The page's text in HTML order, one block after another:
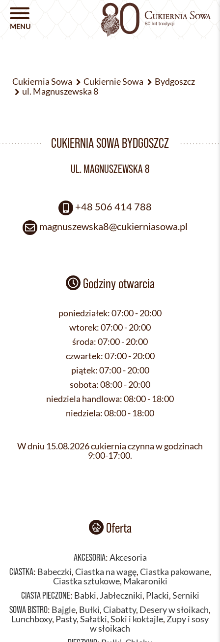
Cukiernia Sowa Cukiernie Sowa
Bydgoszcz
ul. Magnuszewska 8
CUKIERNIA SOWA BYDGOSZCZ
UL. MAGNUSZEWSKA 8
+48 506 414 788
magnuszewska8@cukierniasowa.pl
Godziny otwarcia
poniedziałek:07:00 - 20:00
wtorek:07:00 - 20:00
środa:07:00 - 20:00
czwartek:07:00 - 20:00
piątek:07:00 - 20:00
sobota:08:00 - 20:00
niedziela handlowa:08:00 - 18:00
niedziela:08:00 - 18:00
W dniu 15.08.2026 cukiernia czynna w godzinach
9:00-17:00.
Oferta
AKCESORIA:Akcesoria
CIASTKA: Babeczki,Ciastka na wagę,Ciastka pakowane,
Ciastka sztukowe, Makaroniki
CIASTA PIECZONE: Babki, Jabłeczniki, Placki,Serniki
SOWA BISTRO: Bajgle, Bułki,Ciabatty, Desery w słoikach,
Lunchboxy, Pasty,Sałatki,Soki i koktajle, Zupy i sosy
w słoikach